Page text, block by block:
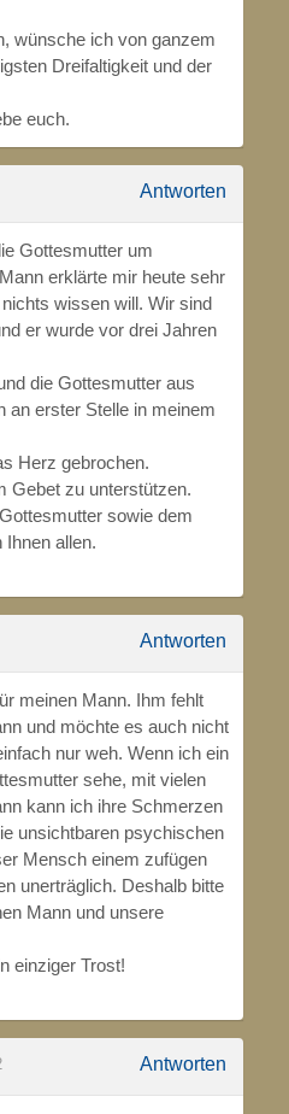
wünsche ich von ganzem
Dreifaltigkeit und der
euch.
Antworten
Gottesmutter um
erklärte mir heute sehr
wissen will. Wir sind
er wurde vor drei Jahren
die Gottesmutter aus
an erster Stelle in meinem
Herz gebrochen.
Gebet zu unterstützen.
sowie dem
allen.
Antworten
meinen Mann. Ihm fehlt
und möchte es auch nicht
nur weh. Wenn ich ein
sehe, mit vielen
kann ich ihre Schmerzen
unsichtbaren psychischen
Mensch einem zufügen
unerträglich. Deshalb bitte
Mann und unsere
einziger Trost!
Antworten